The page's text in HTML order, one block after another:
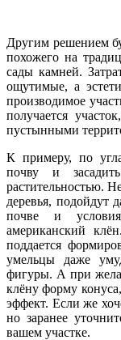
Другим решением
похожего на
сады камней.
ощутимые, а
производимое
получается
пустынными
К примеру, по
почву и
растительностью.
деревья, подойдут
почве и
американский
поддается
умельцы даже
фигуры. А при
клёну форму
эффект. Если же
но заранее
вашем участке.